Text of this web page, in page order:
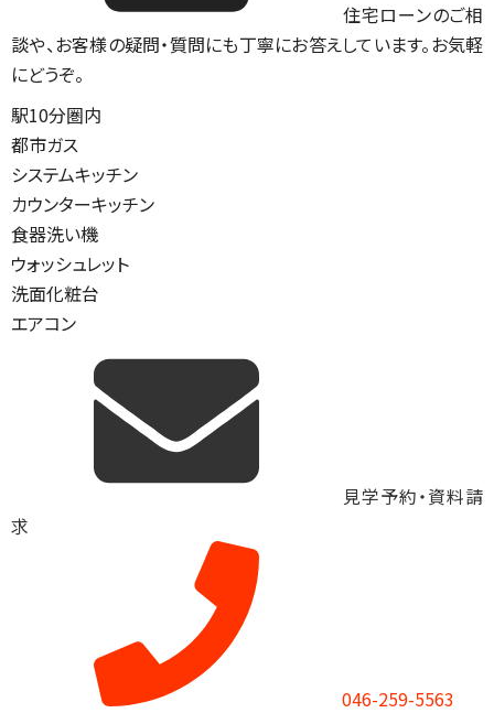
住宅ローンのご相
談や、お客様の疑問・質問にも丁寧にお答えしています。お気軽
にどうぞ。
駅10分圏内
都市ガス
システムキッチン
カウンターキッチン
食器洗い機
ウォッシュレット
洗面化粧台
エアコン
見学予約・資料請
求
046-259-5563